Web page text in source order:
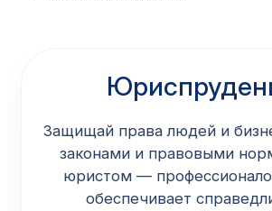
Защищай права людей и
законами и правовыми
юристом —
обеспечивает